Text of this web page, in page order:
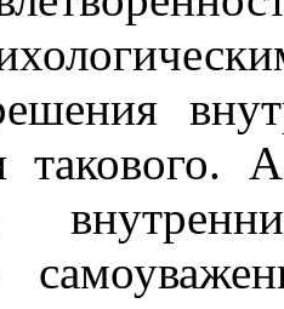
такового.